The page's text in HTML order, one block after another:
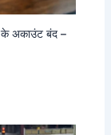
के अकाउंट बंद –